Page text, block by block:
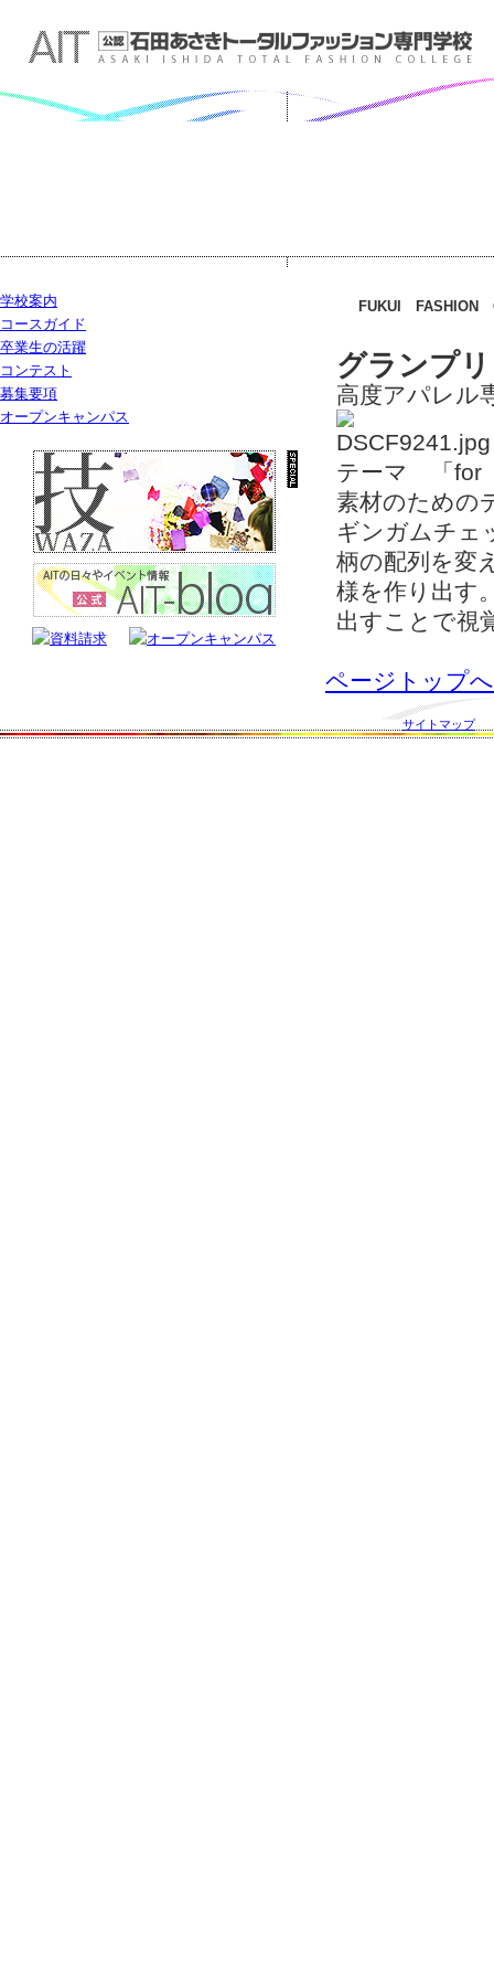
FUKUI FASHION
グランプリ
高度アパレ
テーマ 「for
素材のための
ギンガムチェ
柄の配列を変
様を作り出す
出すことで視
ページトップへ
学校案内
コースガイド
卒業生の活躍
コンテスト
募集要項
オープンキャンパス
サイトマップ